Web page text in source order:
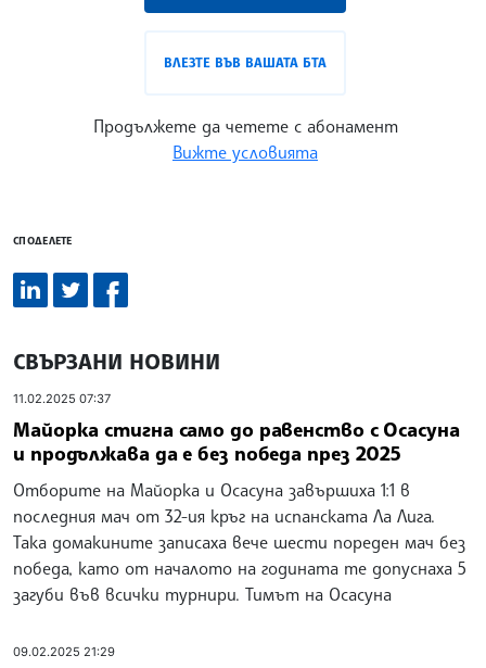
ВЛЕЗТЕ ВЪВ ВАШАТА БТА
Продължете да четете с абонамент
Вижте условията
СПОДЕЛЕТЕ
СВЪРЗАНИ НОВИНИ
11.02.2025 07:37
Майорка стигна само до равенство с Осасуна
и продължава да е без победа през 2025
Отборите на Майорка и Осасуна завършиха 1:1 в
последния мач от 32-ия кръг на испанската Ла Лига.
Така домакините записаха вече шести пореден мач без
победа, като от началото на годината те допуснаха 5
загуби във всички турнири. Тимът на Осасуна
09.02.2025 21:29